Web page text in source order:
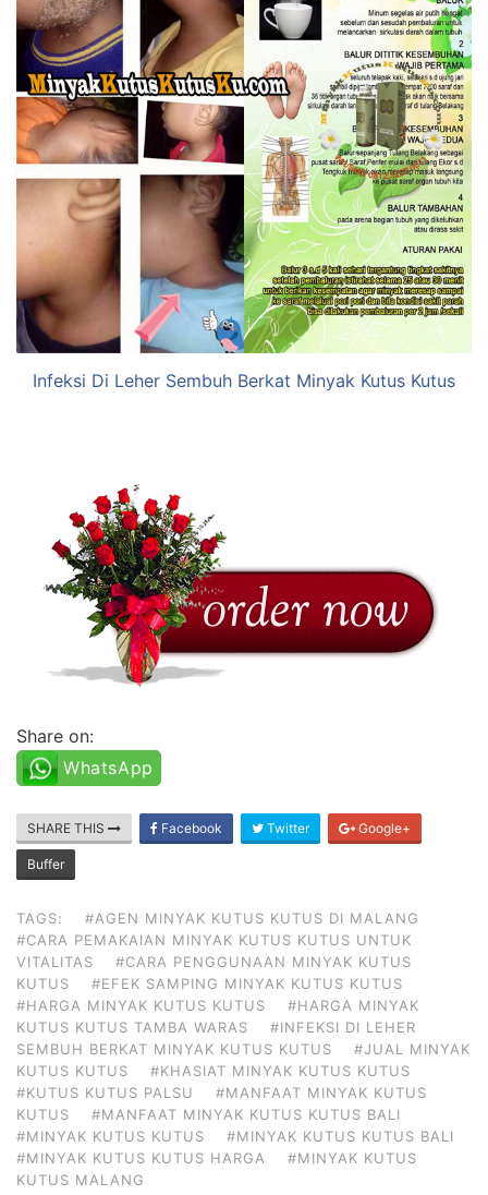
Infeksi Di Leher Sembuh Berkat Minyak Kutus Kutus
Share on:
WhatsApp
SHARE THIS Facebook Twitter Google+
Buffer
TAGS:
#AGEN MINYAK KUTUS KUTUS DI MALANG
#CARA PEMAKAIAN MINYAK KUTUS KUTUS UNTUK
VITALITAS
#CARA PENGGUNAAN MINYAK KUTUS
KUTUS
#EFEK SAMPING MINYAK KUTUS KUTUS
#HARGA MINYAK KUTUS KUTUS
#HARGA MINYAK
KUTUS KUTUS TAMBA WARAS
#INFEKSI DI LEHER
SEMBUH BERKAT MINYAK KUTUS KUTUS
#JUAL MINYAK
KUTUS KUTUS
#KHASIAT MINYAK KUTUS KUTUS
#KUTUS KUTUS PALSU
#MANFAAT MINYAK KUTUS
KUTUS
#MANFAAT MINYAK KUTUS KUTUS BALI
#MINYAK KUTUS KUTUS
#MINYAK KUTUS KUTUS BALI
#MINYAK KUTUS KUTUS HARGA
#MINYAK KUTUS
KUTUS MALANG